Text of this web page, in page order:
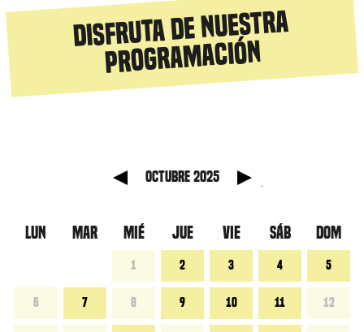
Disfruta de nuestra
programación
octubre 2025
LUN MAR MIÉ JUE VIE SÁB DOM
1 2 3 4 5
6 7 8 9 10 11 12